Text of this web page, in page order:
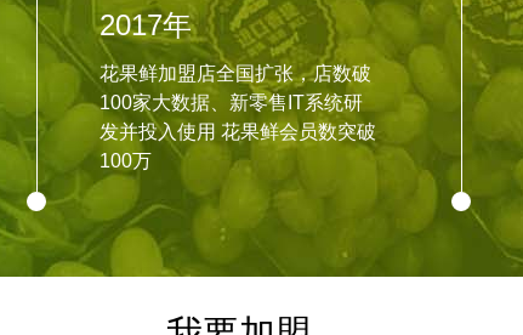
2017年
花果鲜加盟店全国扩张，店数破
100家大数据、新零售IT系统研
发并投入使用 花果鲜会员数突破
100万